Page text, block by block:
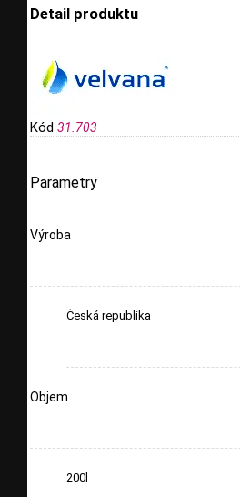
Detail produktu
Kód 31.703
Parametry
Výroba
Česká republika
Objem
200l